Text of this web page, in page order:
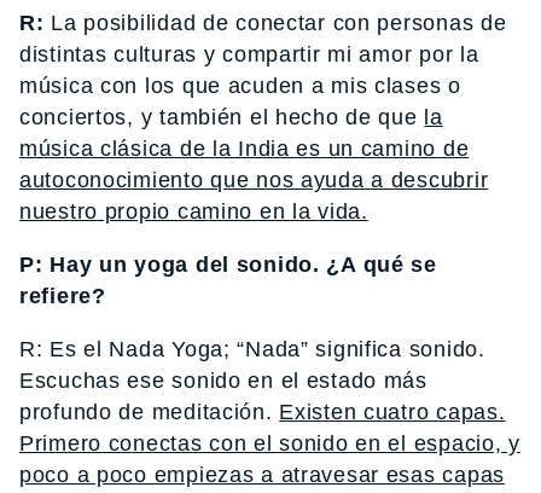
R: La posibilidad de conectar con personas de
distintas culturas y compartir mi amor por la
música con los que acuden a mis clases o
conciertos, y también el hecho de que la
música clásica de la India es un camino de
autoconocimiento que nos ayuda a descubrir
nuestro propio camino en la vida.
P: Hay un yoga del sonido. ¿A qué se
refiere?
R: Es el Nada Yoga; “Nada” significa sonido.
Escuchas ese sonido en el estado más
profundo de meditación. Existen cuatro capas.
Primero conectas con el sonido en el espacio, y
poco a poco empiezas a atravesar esas capas